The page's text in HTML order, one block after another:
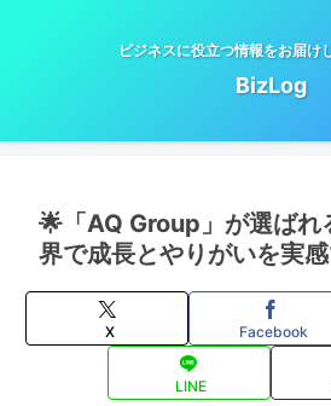
ビジネスに役立つ情報をお届け
BizLog
🌟「AQ Group」が選ばれ
界で成長とやりがいを実
X Facebook
LINE